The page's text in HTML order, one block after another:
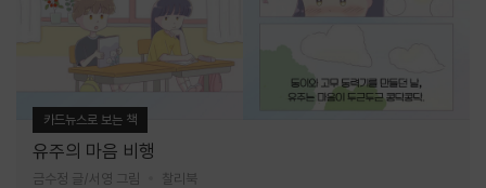
카드뉴스로 보는 책
유주의 마음 비행
금수정 글/서영 그림 찰리북